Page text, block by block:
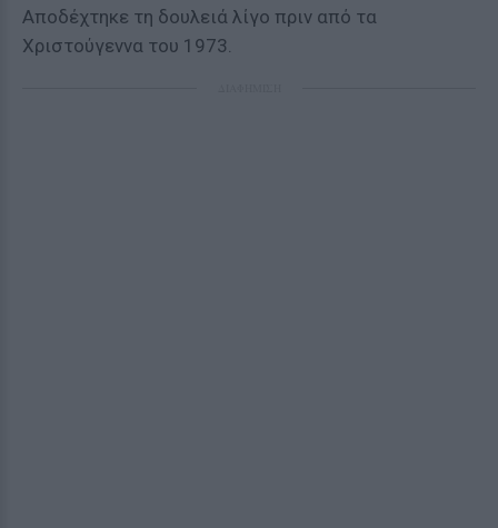
Αποδέχτηκε τη δουλειά λίγο πριν από τα
Χριστούγεννα του 1973.